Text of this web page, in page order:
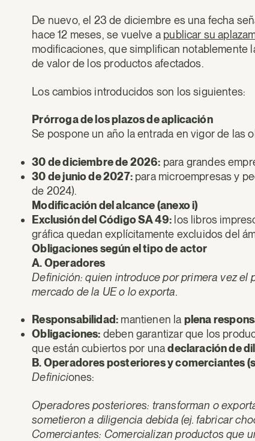
De nuevo, el 23 de diciembre es una fecha
hace 12 meses, se vuelve a publicar su
modificaciones, que simplifican notablemente
de valor de los productos afectados.
Los cambios introducidos son los siguientes:
Prórroga de los plazos de aplicación
Se pospone un año la entrada en vigor de las
30 de diciembre de 2026: para grandes
30 de junio de 2027:para microempresas y
de 2024).
Modificación del alcance (anexo i)
Exclusión del Código SA 49: los libros
gráfica quedan explícitamente excluidos del
Obligaciones según el tipo de actor
A. Operadores
Definición: quien introduce por primera vez el
mercado de la UE o lo exporta.
Responsabilidad: mantienen la plena
Obligaciones: deben garantizar que los
que están cubiertos por unadeclaración de
B. Operadores posteriores y comerciantes
Definiciones:
Operadores posteriores: transforman o
sometieron a diligencia debida (ej. fabricar
Comerciantes: Comercializan productos que